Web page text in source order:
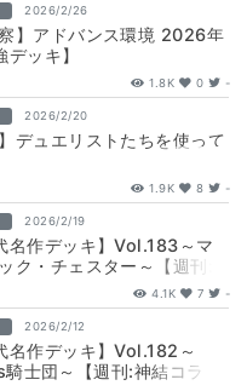
2026/2/26
察】アドバンス環境 2026年
ッキ】
1.8K 0 -
2026/2/20
】デュエリストたちを使って
1.9K 8 -
2026/2/19
名作デッキ】Vol.183～マ
ク・チェスター～【週刊:
】
4.1K 7 -
2026/2/12
名作デッキ】Vol.182～
士団～【週刊:神結コラ